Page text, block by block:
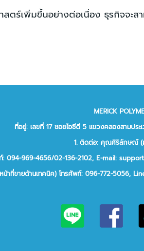
ตร์เพิ่มขึ้นอย่างต่อเนื่อง ธุรกิจจะ
MERICK
ที่อยู่: เลขที่ 17 ซอยไอซีดี 5 แขวงคลองสามปร
1. ติดต่อ: คุณศิริลักษณ์ (ฝ่
: 094-969-4656/02-136-2102, E-mail:
าที่ขายด้านเทคนิค)โทรศัพท์: 096-772-5056,